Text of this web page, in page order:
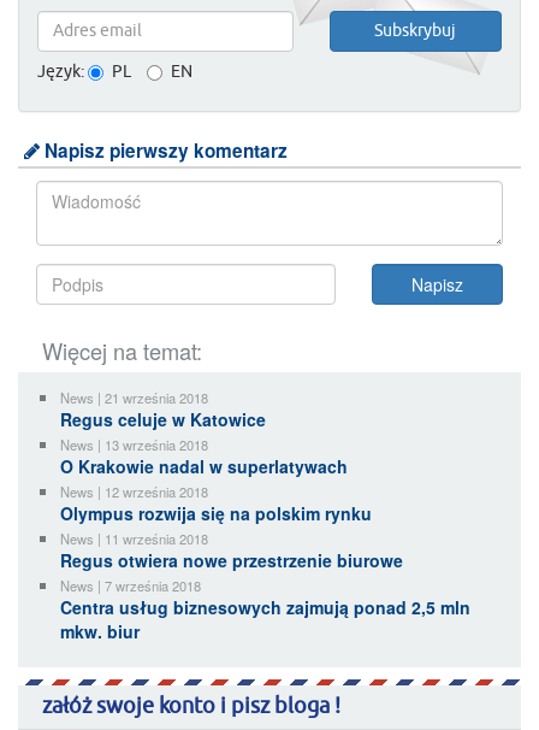
Język: PL EN
Napisz pierwszy komentarz
Więcej na temat:
News | 21 września 2018
Regus celuje w Katowice
News | 13 września 2018
O Krakowie nadal w superlatywach
News | 12 września 2018
Olympus rozwija się na polskim rynku
News | 11 września 2018
Regus otwiera nowe przestrzenie biurowe
News | 7 września 2018
Centra usług biznesowych zajmują ponad 2,5 mln
mkw. biur
załóż swoje konto i pisz bloga !